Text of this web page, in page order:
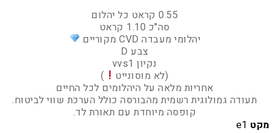
0.55 קראט כל יהלום
סה"כ 1.10 קראט
יהלומי מעבדה CVD מקוריים
צבע D
נקיון vvs1
(לא מוסונייט
)
אחריות מלאה על היהלומים לכל החיים
תעודה גמולוגית רשמית מהבורסה כולל הערכת שווי לביטוח.
קופסה מיוחדת עם תאורת לד.
מקט e1